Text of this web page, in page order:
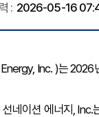
: 2026-05-16
Inc. )는 2026
네이션 에너지,